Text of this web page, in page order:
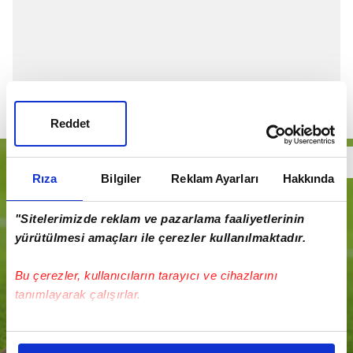
Rıza Bilgiler Reklam Ayarları Hakkında
"Sitelerimizde reklam ve pazarlama faaliyetlerinin
yürütülmesi amaçları ile çerezler kullanılmaktadır.
Bu çerezler, kullanıcıların tarayıcı ve cihazlarını
tanımlayarak çalışırlar.
Bu çerezlere izin vermeniz halinde sizlere özel
Reddet